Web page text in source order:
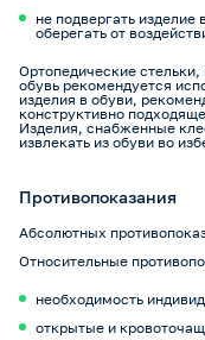
не подвергать
оберегать от
Ортопедические
обувь рекомендуется
изделия в обуви,
конструктивно
Изделия, снабженные
извлекать из обуви во
Противопоказания
Абсолютных
Относительные
необходимость
открытые и